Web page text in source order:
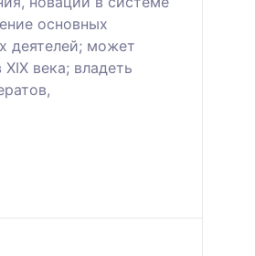
основных
деятелей; может
века; владеть